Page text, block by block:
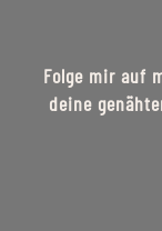
Folge mir auf
deine